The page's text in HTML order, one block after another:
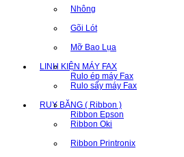
Nhông
Gõi Lót
Mỡ Bao Lụa
LINH KIỆN MÁY FAX
Rulo ép máy Fax
Rulo sấy máy Fax
RUY BĂNG ( Ribbon )
Ribbon Epson
Ribbon Oki
Ribbon Printronix